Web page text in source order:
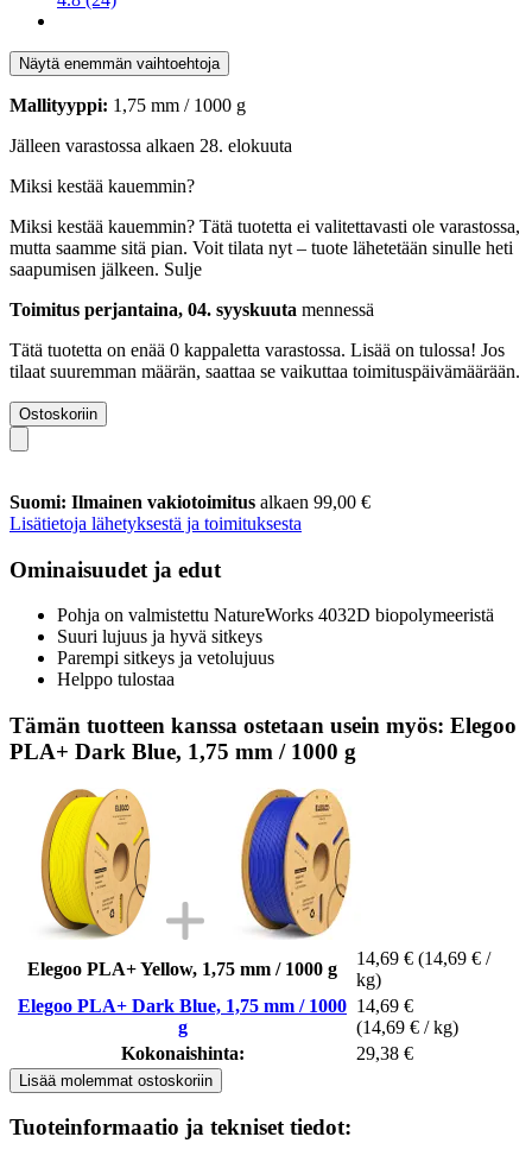
Näytä enemmän vaihtoehtoja
Mallityyppi: 1,75 mm / 1000 g
Jälleen varastossa alkaen 28. elokuuta
Miksi kestää kauemmin?
Miksi kestää kauemmin? Tätä tuotetta ei valitettavasti ole varastossa,
mutta saamme sitä pian. Voit tilata nyt – tuote lähetetään sinulle heti
saapumisen jälkeen. Sulje
Toimitus perjantaina, 04. syyskuuta mennessä
Tätä tuotetta on enää 0 kappaletta varastossa. Lisää on tulossa! Jos
tilaat suuremman määrän, saattaa se vaikuttaa toimituspäivämäärään.
Ostoskoriin
Suomi: Ilmainen vakiotoimitus alkaen 99,00 €
Lisätietoja lähetyksestä ja toimituksesta
Ominaisuudet ja edut
Pohja on valmistettu NatureWorks 4032D biopolymeeristä
Suuri lujuus ja hyvä sitkeys
Parempi sitkeys ja vetolujuus
Helppo tulostaa
Tämän tuotteen kanssa ostetaan usein myös: Elegoo
PLA+ Dark Blue, 1,75 mm / 1000 g
Elegoo PLA+ Yellow, 1,75 mm / 1000 g
14,69 € (14,69 € /
kg)
Elegoo PLA+ Dark Blue, 1,75 mm / 1000
g
14,69 €
(14,69 € / kg)
Kokonaishinta:
29,38 €
Lisää molemmat ostoskoriin
Tuoteinformaatio ja tekniset tiedot: